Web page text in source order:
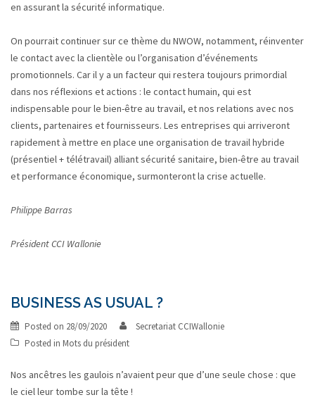
en assurant la sécurité informatique.
On pourrait continuer sur ce thème du NWOW, notamment, réinventer
le contact avec la clientèle ou l’organisation d’événements
promotionnels. Car il y a un facteur qui restera toujours primordial
dans nos réflexions et actions : le contact humain, qui est
indispensable pour le bien-être au travail, et nos relations avec nos
clients, partenaires et fournisseurs. Les entreprises qui arriveront
rapidement à mettre en place une organisation de travail hybride
(présentiel + télétravail) alliant sécurité sanitaire, bien-être au travail
et performance économique, surmonteront la crise actuelle.
Philippe Barras
PrésidentCCI Wallonie
BUSINESS AS USUAL ?
Posted on 28/09/2020
Secretariat CCIWallonie
Posted in Mots du président
Nos ancêtres les gaulois n’avaient peur que d’une seule chose : que
le ciel leur tombe sur la tête !